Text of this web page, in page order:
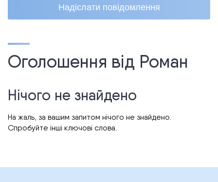
Надіслати повідомлення
Оголошення від Роман
Нічого не знайдено
На жаль, за вашим запитом нічого не знайдено.
Спробуйте інші ключові слова.